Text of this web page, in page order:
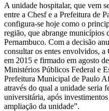
A unidade hospitalar, que vem
entre a Chesf e a Prefeitura de
configura-se hoje como o
região, que abrange municípios
Pernambuco. Com a decisão
consultar os entes envolvidos,
em 2015 e firmado em agosto
Ministérios Públicos Federal e
Prefeitura Municipal de Paulo
através do qual a unidade seria
universitária, após
ampliação da unidade”.